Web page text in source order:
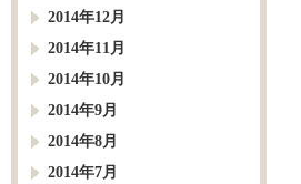
2014年12月
2014年11月
2014年10月
2014年9月
2014年8月
2014年7月